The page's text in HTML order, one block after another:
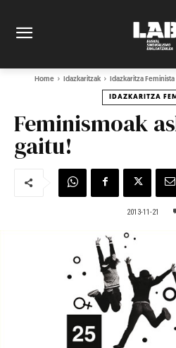
Home Idazkaritzak Idazkaritza Feminista
IDAZKARITZA
Feminismoak
gaitu!
2013-11-21